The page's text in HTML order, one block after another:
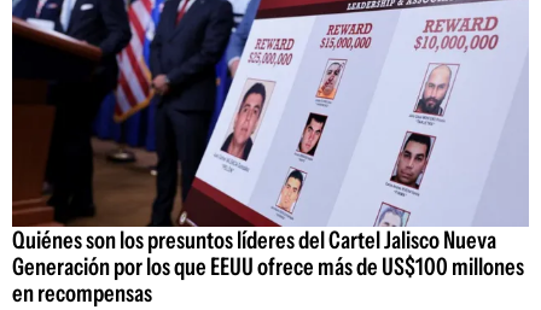
Quiénes son los presuntos líderes del Cartel Jalisco Nueva
Generación por los que EEUU ofrece más de US$100 millones
en recompensas